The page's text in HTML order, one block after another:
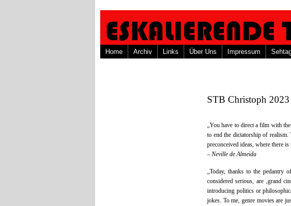
Home Archiv Links Über Uns Impressum
STB Christoph 2023
„You have to direct a film with
to end the dictatorship of
preconceived ideas, where there
– Neville de Almeida
„Today, thanks to the pedantry
considered serious, are ‚grand
introducing politics or
jokes. To me, genre movies are